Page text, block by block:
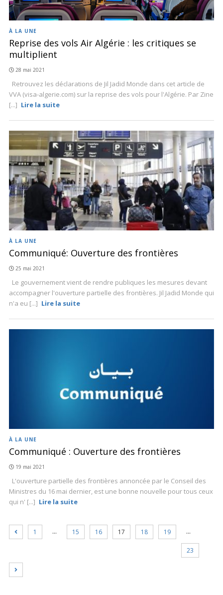
À LA UNE
Reprise des vols Air Algérie : les critiques se
multiplient
28 mai 2021
Retrouvez les déclarations de Jil Jadid Monde dans cet article de
VVA (visa-algerie.com) sur la reprise des vols pour l'Algérie. Par Zine
[...] Lire la suite
À LA UNE
Communiqué: Ouverture des frontières
25 mai 2021
Le gouvernement vient de rendre publiques les mesures devant
accompagner l'ouverture partielle des frontières. Jil Jadid Monde qui
n'a eu [...] Lire la suite
À LA UNE
Communiqué : Ouverture des frontières
19 mai 2021
L'ouverture partielle des frontières annoncée par le Conseil des
Ministres du 16 mai dernier, est une bonne nouvelle pour tous ceux
qui n' [...] Lire la suite
1 … 15 16 17 18 19 …
23